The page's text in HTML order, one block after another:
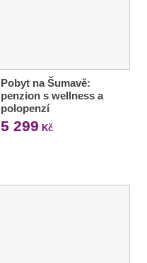
Pobyt na Šumavě:
penzion s wellness a
polopenzí
5 299 Kč